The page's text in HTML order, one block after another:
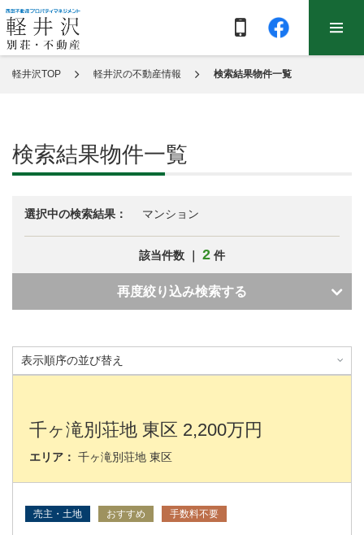
軽井沢TOP 軽井沢の不動産情報 検索結果物件一覧
検索結果物件一覧
選択中の検索結果： マンション
該当件数 ｜ 2 件
再度絞り込み検索する
千ヶ滝別荘地 東区 2,200万円
エリア： 千ヶ滝別荘地 東区
売主・土地 おすすめ 手数料不要